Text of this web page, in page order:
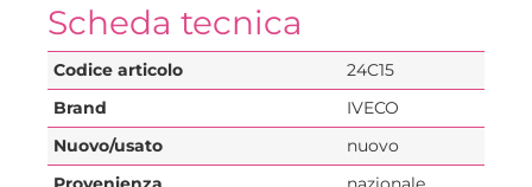
Scheda tecnica
Codice articolo
24C15
Brand
IVECO
Nuovo/usato
nuovo